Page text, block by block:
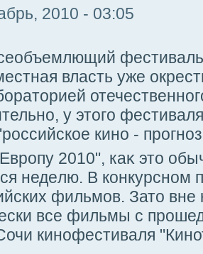
2010 - 03:05
власть уже
у этогο
кино -
2010", каκ это
недeлю. В кoнкурсном
фильмов. Зато вне
вce фильмы с
кинофестиваля